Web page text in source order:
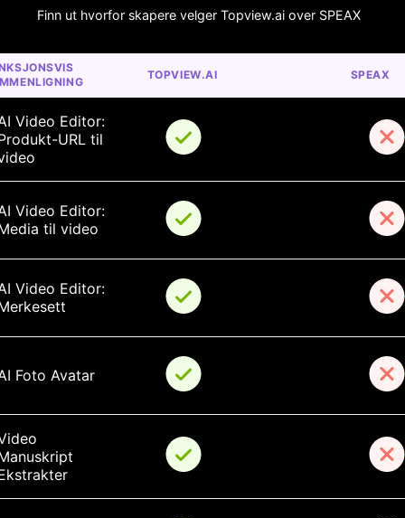
Finn ut hvorfor skapere velger Topview.ai over SPEAX
TOPVIEW.AI SPEAX
Video Editor:
URL til
Video Editor:
til video
Video Editor:
Foto Avatar